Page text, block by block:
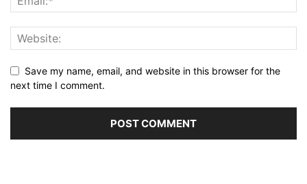
Save my name, email, and website in this browser for the
next time I comment.